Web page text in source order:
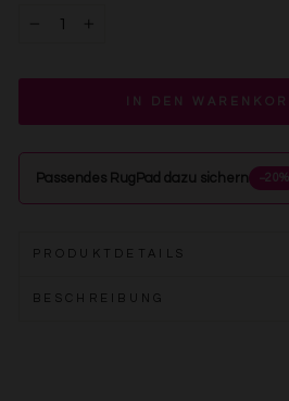
IN DEN
Passendes RugPad dazu sichern −20%
PRODUKTDETAILS
BESCHREIBUNG